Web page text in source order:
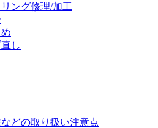
ング修理/加工
し
どの取り扱い注意点